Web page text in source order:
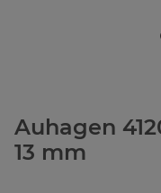
Auhagen
13 mm